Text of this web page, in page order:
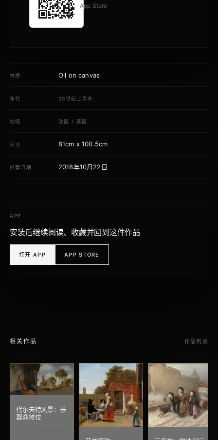
App Store
材质 Oil on canvas
年代 20世纪上半叶
地域 法国 /美国
尺寸 81cm x 100.5cm
推荐日期 2018年10月22日
APP
安装后继续阅读、收藏并回到这件作品
打开 APP APP STORE
相关作品 作品列表
代尔夫特风景：乐
器商摊位